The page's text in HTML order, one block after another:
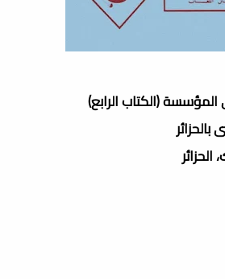
(الكتاب الرابع)